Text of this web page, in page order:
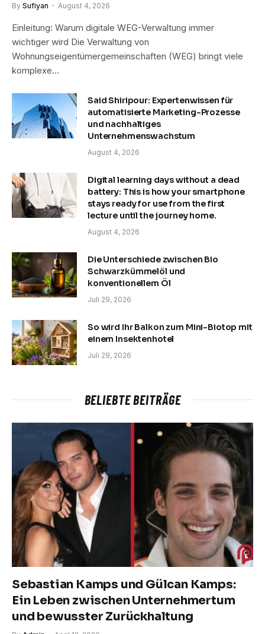
By Sufiyan August 4, 2026
Einleitung: Warum digitale WEG-Verwaltung immer
wichtiger wird Die Verwaltung von
Wohnungseigentümergemeinschaften (WEG) bringt viele
komplexe…
Said Shiripour: Expertenwissen für
automatisierte Marketing-Prozesse
und nachhaltiges
Unternehmenswachstum
August 4, 2026
Digital learning days without a dead
battery: This is how your smartphone
stays ready for use from the first
lecture until the journey home.
August 4, 2026
Die Unterschiede zwischen Bio
Schwarzkümmelöl und
konventionellem Öl
Juli 29, 2026
So wird Ihr Balkon zum Mini-Biotop mit
einem Insektenhotel
Juli 29, 2026
BELIEBTE BEITRÄGE
Sebastian Kamps und Gülcan Kamps:
Ein Leben zwischen Unternehmertum
und bewusster Zurückhaltung